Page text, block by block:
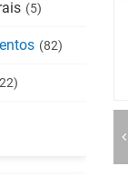
(5)
(82)